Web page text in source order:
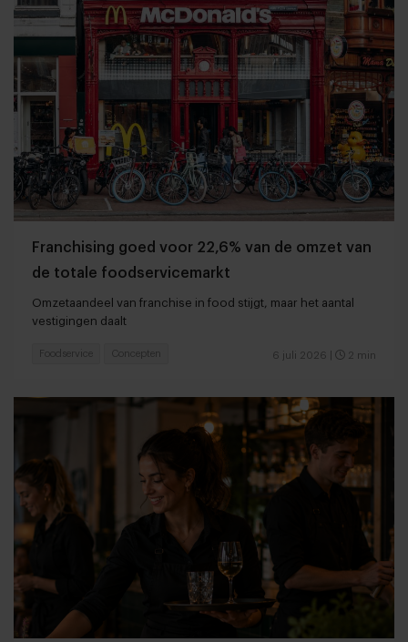
Franchising goed voor 22,6% van de omzet van
de totale foodservicemarkt
Omzetaandeel van franchise in food stijgt, maar het aantal
vestigingen daalt
6 juli 2026 2 min
Foodservice Concepten